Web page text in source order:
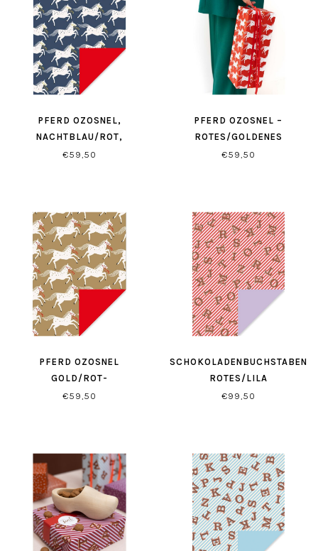
PFERD OZOSNEL,
NACHTBLAU/ROT,
GESCHENKPAPIER
€59,50
PFERD OZOSNEL –
ROTES/GOLDENES
GESCHENKPAPIER
€59,50
PFERD OZOSNEL
GOLD/ROT-
GESCHENKPAPIER
€59,50
SCHOKOLADENBUCHSTABEN
ROTES/LILA
GESCHENKPAPIER
€99,50